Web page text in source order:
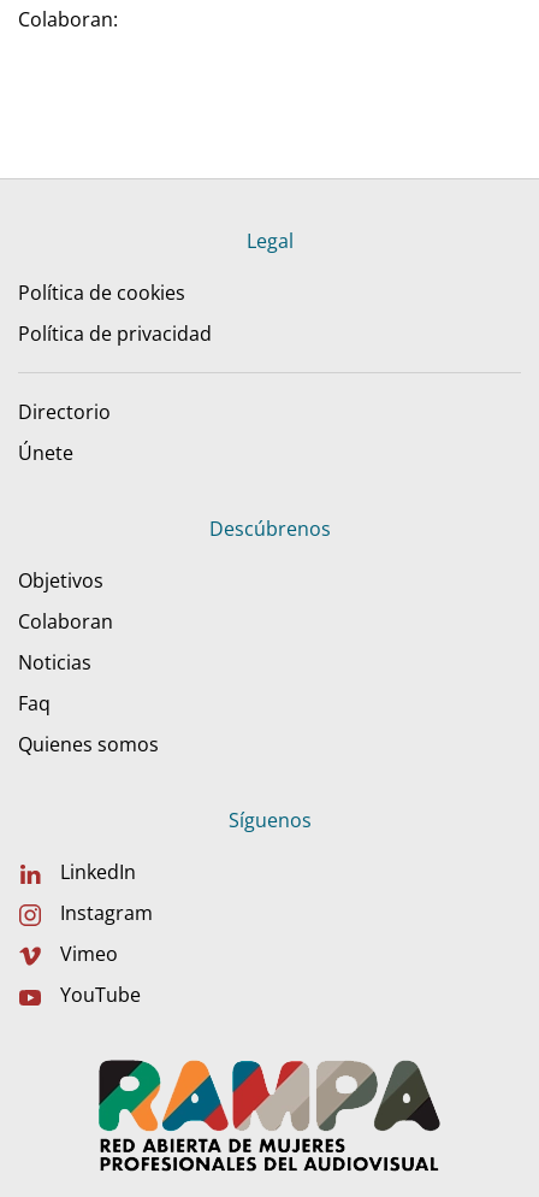
Colaboran:
Legal
Política de cookies
Política de privacidad
Directorio
Únete
Descúbrenos
Objetivos
Colaboran
Noticias
Faq
Quienes somos
Síguenos
LinkedIn
Instagram
Vimeo
YouTube